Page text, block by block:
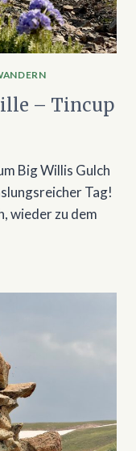
– Tincup
Big Willis Gulch
Tag!
wieder zu dem